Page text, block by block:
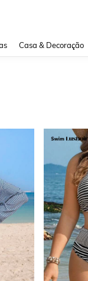
Casa & Decoração